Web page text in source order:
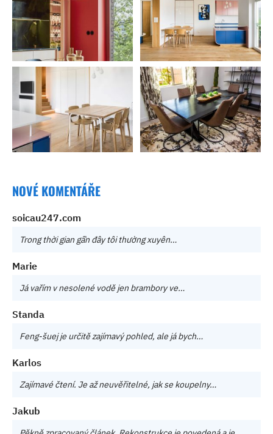
NOVÉ KOMENTÁŘE
soicau247.com
Trong thời gian gần đây tôi thường xuyên…
Marie
Já vařím v nesolené vodě jen brambory ve…
Standa
Feng-šuej je určitě zajímavý pohled, ale já bych…
Karlos
Zajímavé čtení. Je až neuvěřitelné, jak se koupelny…
Jakub